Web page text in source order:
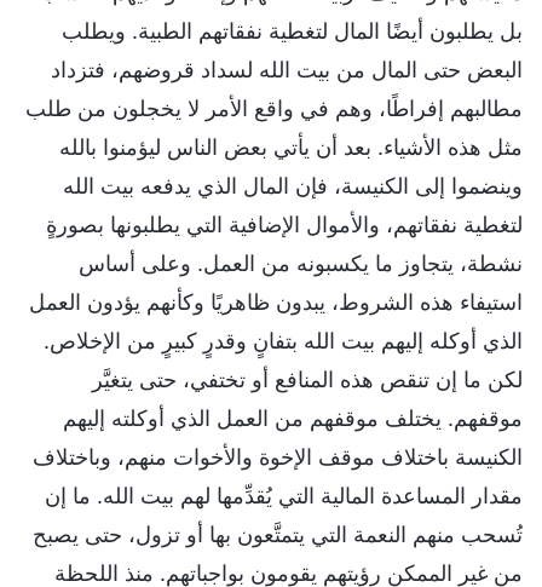
بل يطلبون أيضًا المال لتغطية نفقاتهم الطبية. ويطلب
البعض حتى المال من بيت الله لسداد قروضهم، فتزداد
مطالبهم إفراطًا، وهم في واقع الأمر لا يخجلون من طلب
مثل هذه الأشياء. بعد أن يأتي بعض الناس ليؤمنوا بالله
وينضموا إلى الكنيسة، فإن المال الذي يدفعه بيت الله
لتغطية نفقاتهم، والأموال الإضافية التي يطلبونها بصورةٍ
نشطة، يتجاوز ما يكسبونه من العمل. وعلى أساس
استيفاء هذه الشروط، يبدون ظاهريًا وكأنهم يؤدون العمل
الذي أوكله إليهم بيت الله بتفانٍ وقدرٍ كبيرٍ من الإخلاص.
لكن ما إن تنقص هذه المنافع أو تختفي، حتى يتغيَّر
موقفهم. يختلف موقفهم من العمل الذي أوكلته إليهم
الكنيسة باختلاف موقف الإخوة والأخوات منهم، وباختلاف
مقدار المساعدة المالية التي يُقدِّمها لهم بيت الله. ما إن
تُسحب منهم النعمة التي يتمتَّعون بها أو تزول، حتى يصبح
من غير الممكن رؤيتهم يقومون بواجباتهم. منذ اللحظة